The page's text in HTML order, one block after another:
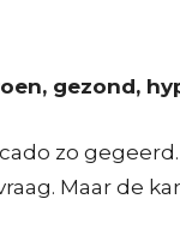
gezond,
zo
Maar de